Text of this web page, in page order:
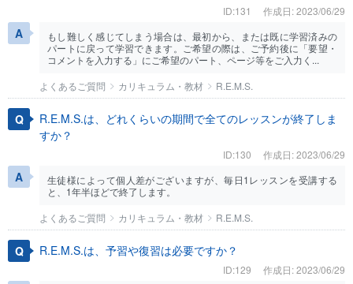
ID:131
作成日: 2023/06/29
もし難しく感じてしまう場合は、最初から、または既に学習済みの
パートに戻って学習できます。ご希望の際は、ご予約後に「要望・
コメントを入力する」にご希望のパート、ページ等をご入力く...
よくあるご質問
カリキュラム・教材 R.E.M.S.
R.E.M.S.は、どれくらいの期間で全てのレッスンが終了しま
すか？
ID:130
作成日: 2023/06/29
生徒様によって個人差がございますが、毎日1レッスンを受講する
と、1年半ほどで終了します。
よくあるご質問
カリキュラム・教材 R.E.M.S.
R.E.M.S.は、予習や復習は必要ですか？
ID:129
作成日: 2023/06/29